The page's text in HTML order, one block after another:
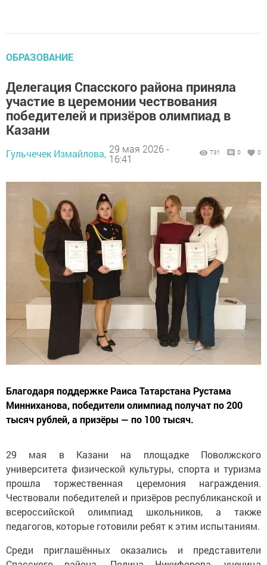
ОБРАЗОВАНИЕ
Делегация Спасского района приняла
участие в церемонии чествования
победителей и призёров олимпиад в
Казани
Гульчечек Измайлова, 29 мая 2026 -
16:41
731 0 0
Благодаря поддержке Раиса Татарстана Рустама
Минниханова, победители олимпиад получат по 200
тысяч рублей, а призёры — по 100 тысяч.
29 мая в Казани на площадке Поволжского
университета физической культуры, спорта и туризма
прошла торжественная церемония награждения.
Чествовали победителей и призёров республиканской и
всероссийской олимпиад школьников, а также
педагогов, которые готовили ребят к этим испытаниям.
Среди приглашённых оказались и представители